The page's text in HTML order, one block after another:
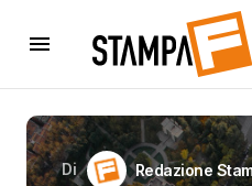
Di
Redazione